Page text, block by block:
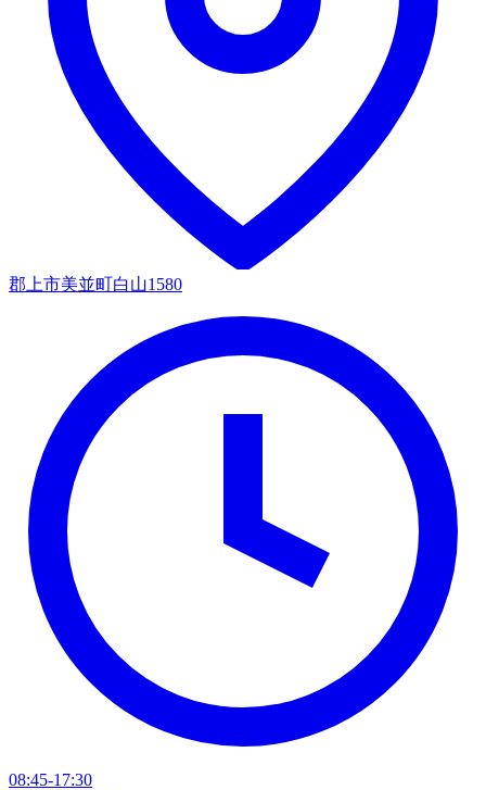
郡上市美並町白山1580
08:45-17:30